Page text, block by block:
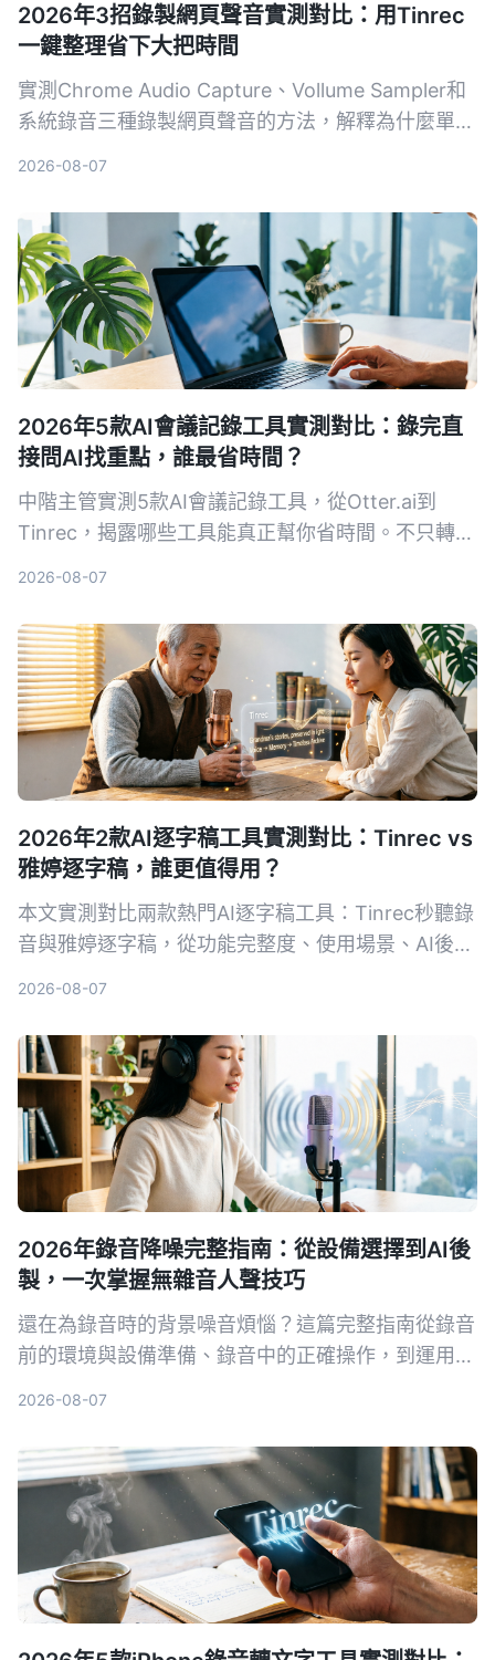
2026年3招錄製網頁聲音實測對比：用Tinrec
一鍵整理省下大把時間
實測Chrome Audio Capture、Vollume Sampler和
系統錄音三種錄製網頁聲音的方法，解釋為什麼單純
2026-08-07
2026年5款AI會議記錄工具實測對比：錄完直
接問AI找重點，誰最省時間？
中階主管實測5款AI會議記錄工具，從Otter.ai到
Tinrec，揭露哪些工具能真正幫你省時間。不只轉文
記錄幫手。
2026-08-07
2026年2款AI逐字稿工具實測對比：Tinrec vs
雅婷逐字稿，誰更值得用？
本文實測對比兩款熱門AI逐字稿工具：Tinrec秒聽錄
音與雅婷逐字稿，從功能完整度、使用場景、AI後處
案。
2026-08-07
2026年錄音降噪完整指南：從設備選擇到AI後
製，一次掌握無雜音人聲技巧
還在為錄音時的背景噪音煩惱？這篇完整指南從錄音
前的環境與設備準備、錄音中的正確操作，到運用AI
2026-08-07